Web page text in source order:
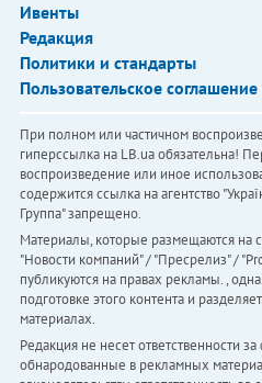
Ивенты
Редакция
Политики и стандарты
Пользовательское соглашение
При полном или частичном
гиперссылка на LB.ua обязательна!
воспроизведение или иное
содержится ссылка на агентство
Группа" запрещено.
Материалы, которые размещаются на
"Новости компаний" / "Пресрелиз" /
публикуются на правах рекламы. ,
подготовке этого контента и
материалах.
Редакция не несет ответственности
обнародованные в рекламных